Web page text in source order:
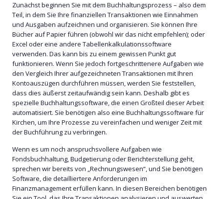
Zunächst beginnen Sie mit dem Buchhaltungsprozess – also dem
Teil, in dem Sie Ihre finanziellen Transaktionen wie Einnahmen
und Ausgaben aufzeichnen und organisieren. Sie können Ihre
Bücher auf Papier führen (obwohl wir das nicht empfehlen); oder
Excel oder eine andere Tabellenkalkulationssoftware
verwenden. Das kann bis zu einem gewissen Punkt gut
funktionieren. Wenn Sie jedoch fortgeschrittenere Aufgaben wie
den Vergleich Ihrer aufgezeichneten Transaktionen mit Ihren
Kontoauszügen durchführen müssen, werden Sie feststellen,
dass dies äußerst zeitaufwändig sein kann. Deshalb gibt es
spezielle Buchhaltungssoftware, die einen Großteil dieser Arbeit
automatisiert. Sie benötigen also eine Buchhaltungssoftware für
Kirchen, um Ihre Prozesse zu vereinfachen und weniger Zeit mit
der Buchführung zu verbringen.
Wenn es um noch anspruchsvollere Aufgaben wie
Fondsbuchhaltung, Budgetierung oder Berichterstellung geht,
sprechen wir bereits von „Rechnungswesen“, und Sie benötigen
Software, die detailliertere Anforderungen im
Finanzmanagement erfüllen kann. In diesen Bereichen benötigen